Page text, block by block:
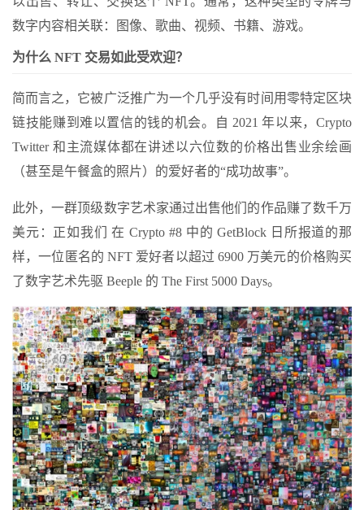
数字内容相关联：图像、歌曲、视频、书籍、游戏。
为什么 NFT 交易如此受欢迎？
简而言之，它被广泛推广为一个几乎没有时间用零特定区块
链技能赚到难以置信的钱的机会。自 2021 年以来，Crypto
Twitter 和主流媒体都在讲述以六位数的价格出售业余绘画
（甚至是午餐盒的照片）的爱好者的“成功故事”。
此外，一群顶级数字艺术家通过出售他们的作品赚了数千万
美元：正如我们在 Crypto #8 中的 GetBlock 日 所报道的那
样，一位匿名的 NFT 爱好者以超过 6900 万美元的价格购买
了数字艺术先驱 Beeple 的 The First 5000 Days。